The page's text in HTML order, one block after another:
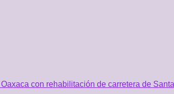
con rehabilitación de carretera de